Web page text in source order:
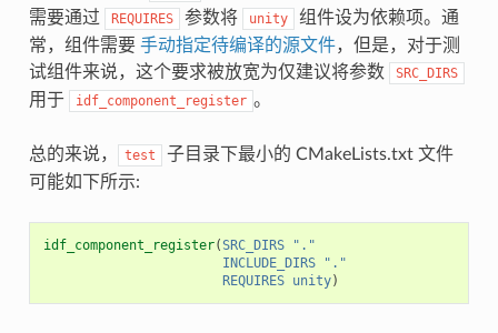
需要通过
REQUIRES 参数将 unity
组件设为依赖项。通
常，组件需要 手动指定待编译的源文件，但是，对于测
试组件来说，这个要求被放宽为仅建议将参数
SRC_DIRS
用于 idf_component_register 。
总的来说， test
子目录下最小的 CMakeLists.txt 文件
可能如下所示:
idf_component_register(SRC_DIRS
"."
INCLUDE_DIRS
"."
REQUIRES unity)